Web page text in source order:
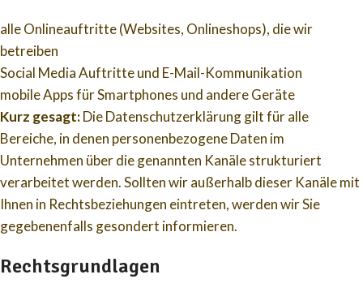
alle Onlineauftritte (Websites, Onlineshops), die wir
betreiben
Social Media Auftritte und E-Mail-Kommunikation
mobile Apps für Smartphones und andere Geräte
Kurz gesagt:Die Datenschutzerklärung gilt für alle
Bereiche, in denen personenbezogene Daten im
Unternehmen über die genannten Kanäle strukturiert
verarbeitet werden. Sollten wir außerhalb dieser Kanäle mit
Ihnen in Rechtsbeziehungen eintreten, werden wir Sie
gegebenenfalls gesondert informieren.
Rechtsgrundlagen